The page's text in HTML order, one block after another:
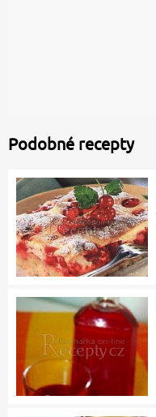
Podobné recepty